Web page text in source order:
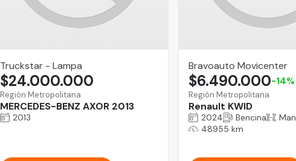
Truckstar - Lampa
Región Metropolitana
MERCEDES-BENZ AXOR 2013
$24.000.000
2013
Bravoauto Movicenter
Región Metropolitana
Renault KWID
$6.490.000-14%
2024 Bencina
48955 km